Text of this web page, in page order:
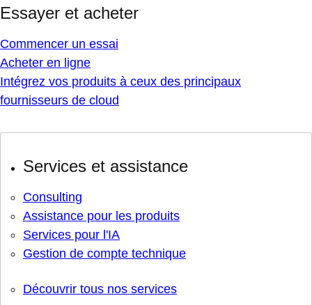
Essayer et acheter
Commencer un essai
Acheter en ligne
Intégrez vos produits à ceux des principaux
fournisseurs de cloud
Services et assistance
Consulting
Assistance pour les produits
Services pour l'IA
Gestion de compte technique
Découvrir tous nos services